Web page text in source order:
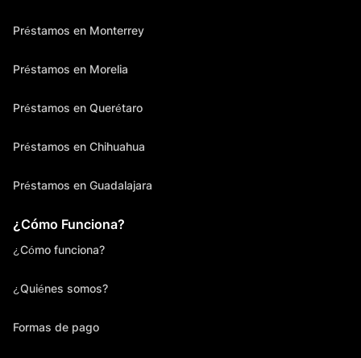
Préstamos en Monterrey
Préstamos en Morelia
Préstamos en Querétaro
Préstamos en Chihuahua
Préstamos en Guadalajara
¿Cómo Funciona?
¿Cómo funciona?
¿Quiénes somos?
Formas de pago